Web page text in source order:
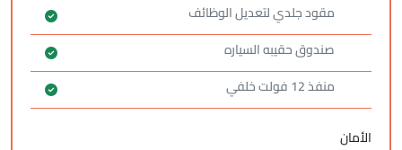
مقود جلدي لتعديل الوظائف
صندوق حقيبه السياره
منفذ 12 فولت خلفي
الأمان